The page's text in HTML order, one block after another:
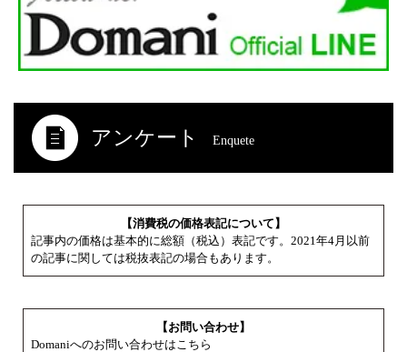
アンケート Enquete
【消費税の価格表記について】
記事内の価格は基本的に総額（税込）表記です。2021年4月以前
の記事に関しては税抜表記の場合もあります。
【お問い合わせ】
Domaniへのお問い合わせはこちら